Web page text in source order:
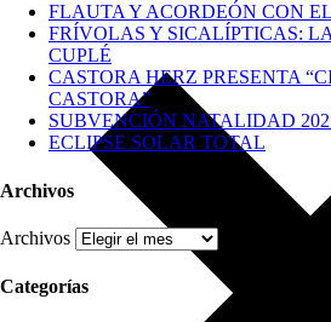
FLAUTA Y ACORDEÓN CON
FRÍVOLAS Y SICALÍPTICAS:
CUPLÉ
CASTORA HERZ PRESENTA
CASTORA”
SUBVENCIÓN NATALIDAD
ECLIPSE SOLAR TOTAL
Archivos
Archivos
Categorías